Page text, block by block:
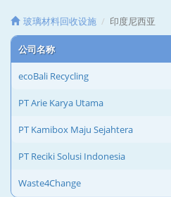
玻璃材料回收设施 印度尼西亚
公司名称
ecoBali Recycling
PT Arie Karya Utama
PT Kamibox Maju Sejahtera
PT Reciki Solusi Indonesia
Waste4Change